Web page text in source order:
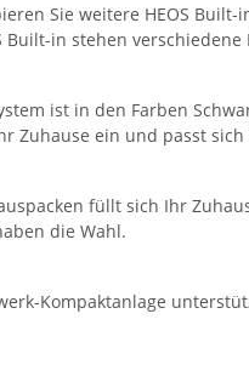
Sie weitere HEOS
in stehen
ist in den Farben
Zuhause ein und passt
füllt sich Ihr
die Wahl.
Kompaktanlage